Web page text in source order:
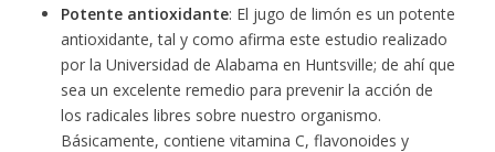
Potente antioxidante: El jugo de limón es un potente
antioxidante, tal y como afirma este estudio realizado
por la Universidad de Alabama en Huntsville; de ahí que
sea un excelente remedio para prevenir la acción de
los radicales libres sobre nuestro organismo.
Básicamente, contiene vitamina C, flavonoides y